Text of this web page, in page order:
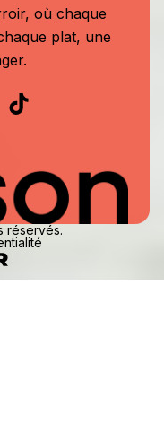
où chaque
plat, une
réservés.